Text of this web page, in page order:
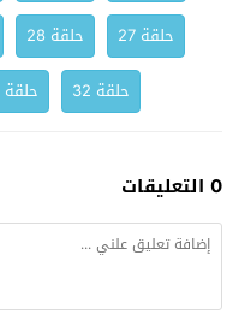
حلقة 27
حلقة 28
حلقة 32
حلقة 33
0 التعليقات